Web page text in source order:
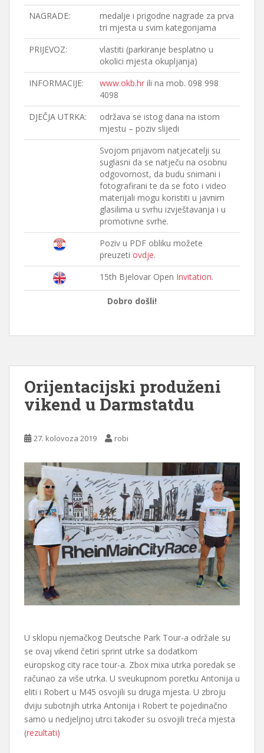
NAGRADE:
medalje i prigodne nagrade za prva
tri mjesta u svim kategorijama
PRIJEVOZ:
vlastiti (parkiranje besplatno u
okolici mjesta okupljanja)
INFORMACIJE:
www.okb.hr ili na mob. 098 998
4098
DJEČJA UTRKA:
održava se istog dana na istom
mjestu – poziv slijedi
Svojom prijavom natjecatelji su
suglasni da se natječu na osobnu
odgovornost, da budu snimani i
fotografirani te da se foto i video
materijali mogu koristiti u javnim
glasilima u svrhu izvještavanja i u
promotivne svrhe.
Poziv u PDF obliku možete
preuzeti ovdje.
15th Bjelovar Open Invitation.
Dobro došli!
Orijentacijski produženi
vikend u Darmstatdu
27. kolovoza 2019 robi
U sklopu njemačkog Deutsche Park Tour-a održale su
se ovaj vikend četiri sprint utrke sa dodatkom
europskog city race tour-a. Zbox mixa utrka poredak se
računao za više utrka. U sveukupnom poretku Antonija u
eliti i Robert u M45 osvojili su druga mjesta. U zbroju
dviju subotnjih utrka Antonija i Robert te pojedinačno
samo u nedjeljnoj utrci također su osvojili treća mjesta
(rezultati)